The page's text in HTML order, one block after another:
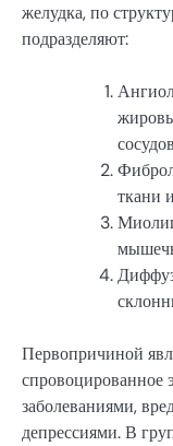
желудка, по
подразделяют:
ткани
Первопричиной
заболеваниями,
депрессиями. В